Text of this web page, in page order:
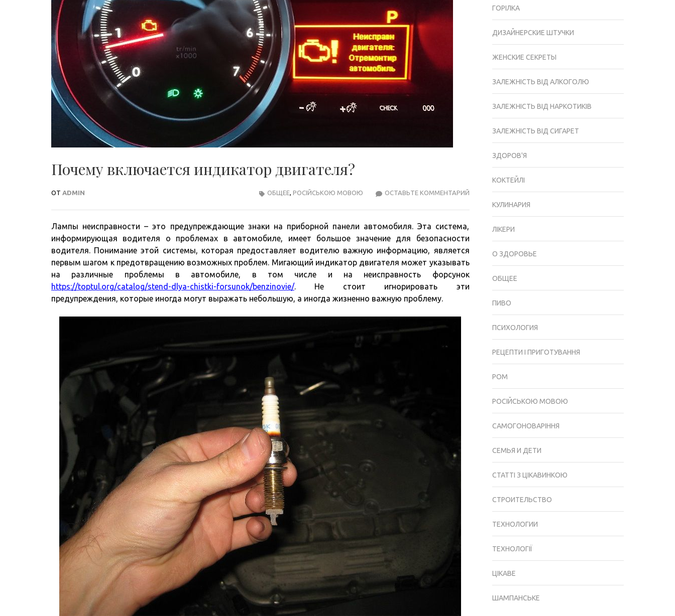
Почему включается индикатор двигателя?
ОТ ADMIN ОСТАВЬТЕ КОММЕНТАРИЙ ПОЧЕМУ
ВКЛЮЧАЕТСЯ
ИНДИКАТОР
ДВИГАТЕЛЯ?
ОБЩЕЕ, РОСІЙСЬКОЮ МОВОЮ
Лампы неисправности – это предупреждающие знаки на приборной панели автомобиля. Эта система,
информирующая водителя о проблемах в автомобиле, имеет большое значение для безопасности
водителя. Понимание этой системы, которая предоставляет водителю важную информацию, является
первым шагом к предотвращению возможных проблем. Мигающий индикатор двигателя может указывать
на различные проблемы в автомобиле, в том числе и на неисправность форсунок
https://toptul.org/catalog/stend-dlya-chistki-forsunok/benzinovie/. Не стоит игнорировать эти
предупреждения, которые иногда могут выражать небольшую, а иногда жизненно важную проблему.
ГОРІЛКА
ДИЗАЙНЕРСКИЕ ШТУЧКИ
ЖЕНСКИЕ СЕКРЕТЫ
ЗАЛЕЖНІСТЬ ВІД АЛКОГОЛЮ
ЗАЛЕЖНІСТЬ ВІД НАРКОТИКІВ
ЗАЛЕЖНІСТЬ ВІД СИГАРЕТ
ЗДОРОВ'Я
КОКТЕЙЛІ
КУЛИНАРИЯ
ЛІКЕРИ
О ЗДОРОВЬЕ
ОБЩЕЕ
ПИВО
ПСИХОЛОГИЯ
РЕЦЕПТИ І ПРИГОТУВАННЯ
РОМ
РОСІЙСЬКОЮ МОВОЮ
САМОГОНОВАРІННЯ
СЕМЬЯ И ДЕТИ
СТАТТІ З ЦІКАВИНКОЮ
СТРОИТЕЛЬСТВО
ТЕХНОЛОГИИ
ТЕХНОЛОГІЇ
ЦІКАВЕ
ШАМПАНСЬКЕ